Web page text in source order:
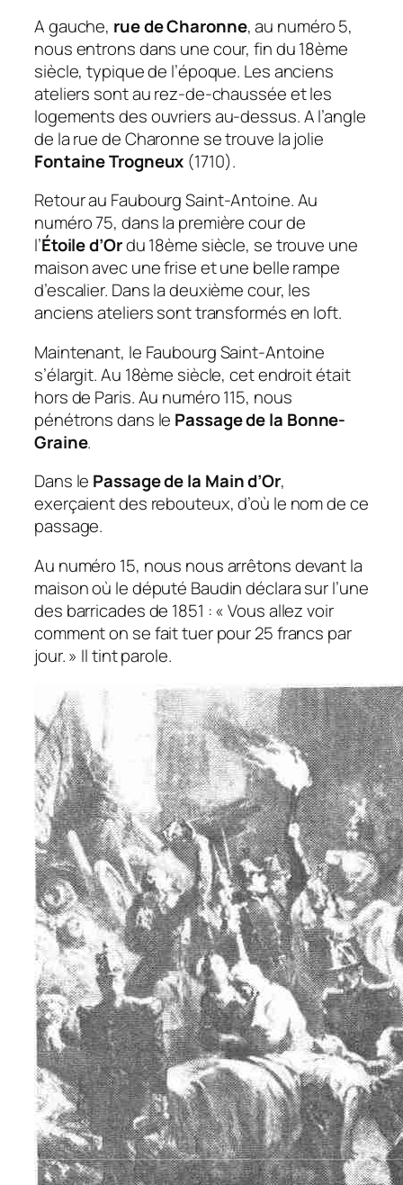
A gauche, rue de Charonne, au numéro 5,
nous entrons dans une cour, fin du 18ème
siècle, typique de l’époque. Les anciens
ateliers sont au rez-de-chaussée et les
logements des ouvriers au-dessus. A l’angle
de la rue de Charonne se trouve la jolie
Fontaine Trogneux (1710).
Retour au Faubourg Saint-Antoine. Au
numéro 75, dans la première cour de
l’Étoile d’Ordu 18ème siècle, se trouve une
maison avec une frise et une belle rampe
d’escalier. Dans la deuxième cour, les
anciens ateliers sont transformés en loft.
Maintenant, le Faubourg Saint-Antoine
s’élargit. Au 18ème siècle, cet endroit était
hors de Paris. Au numéro 115, nous
pénétrons dans le Passage de la Bonne-
Graine.
Dans le Passage de la Main d’Or,
exerçaient des rebouteux, d’où le nom de ce
passage.
Au numéro 15, nous nous arrêtons devant la
maison où le député Baudin déclara sur l’une
des barricades de 1851 : « Vous allez voir
comment on se fait tuer pour 25 francs par
jour. » Il tint parole.